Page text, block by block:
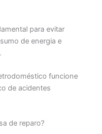
para evitar
de energia e
funcione
de acidentes
de reparo?